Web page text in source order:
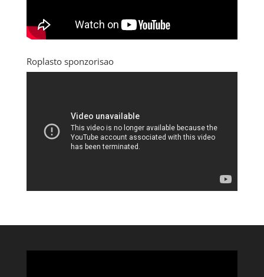
Roplasto sponzorisao